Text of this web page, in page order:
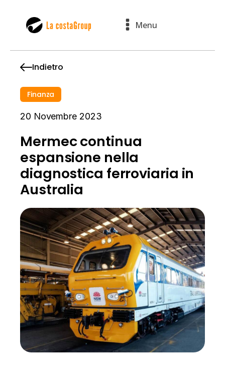
Menu
Indietro
Finanza
20 Novembre 2023
Mermec continua
espansione nella
diagnostica ferroviaria in
Australia